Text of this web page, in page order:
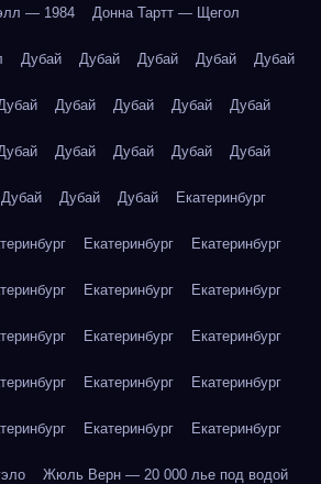
— 1984 Донна Тартт — Щегол
Дубай Дубай Дубай Дубай Дубай
Дубай Дубай Дубай Дубай
Дубай Дубай Дубай Дубай
Дубай Дубай Дубай Екатеринбург
Екатеринбург Екатеринбург
Екатеринбург Екатеринбург
Екатеринбург Екатеринбург
Екатеринбург Екатеринбург
Екатеринбург Екатеринбург
Жюль Верн — 20 000 лье под водой